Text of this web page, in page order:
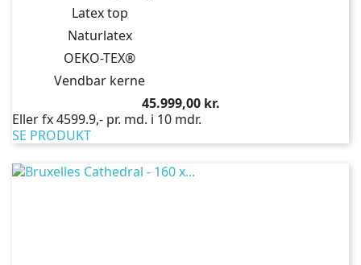
Latex top
Naturlatex
OEKO-TEX®
Vendbar kerne
Pris
45.999,00 kr.
Eller fx 4599.9,- pr. md. i 10 mdr.
SE PRODUKT